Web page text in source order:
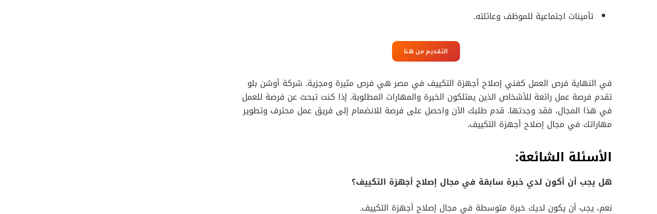
تأمينات اجتماعية للموظف وعائلته.
التقديم من هنا
في النهاية فرص العمل كفني إصلاح أجهزة التكييف في مصر هي فرص مثيرة ومجزية. شركة أوشن بلو
تقدم فرصة عمل رائعة للأشخاص الذين يمتلكون الخبرة والمهارات المطلوبة. إذا كنت تبحث عن فرصة للعمل
في هذا المجال، فقد وجدتها. قدم طلبك الآن واحصل على فرصة للانضمام إلى فريق عمل محترف وتطوير
مهاراتك في مجال إصلاح أجهزة التكييف.
الأسئلة الشائعة:
هل يجب أن أكون لدي خبرة سابقة في مجال إصلاح أجهزة التكييف؟
نعم، يجب أن يكون لديك خبرة متوسطة في مجال إصلاح أجهزة التكييف.